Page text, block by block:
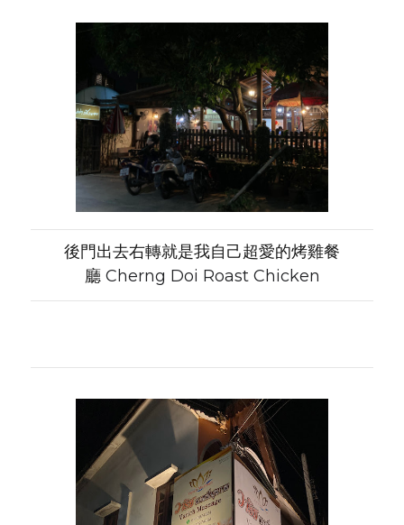
後門出去右轉就是我自己超愛的烤雞餐
廳 Cherng Doi Roast Chicken